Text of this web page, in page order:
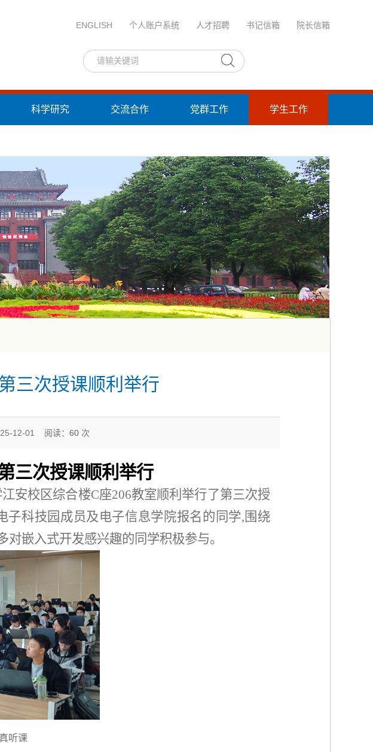
ENGLISH 个人账户系统 人才招聘 书记信箱 院长信箱
科学研究 交流合作 党群工作 学生工作
三次授课顺利举行
12-01 阅读： 60 次
三次授课顺利举行
安校区综合楼C座206教室顺利举行了第三次授
子科技园 成员及电子信息学院报名的同学, 围绕
嵌入式开发感兴趣的同学积极参与。
听课